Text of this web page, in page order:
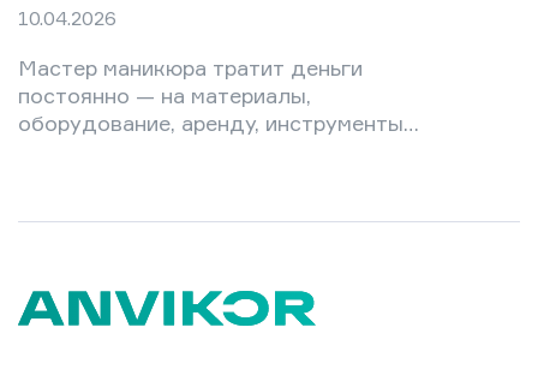
10.04.2026
Мастер маникюра тратит деньги
постоянно — на материалы,
оборудование, аренду, инструменты.
грамотный выбор: где можно
сэкономить без ущерба репутации, а